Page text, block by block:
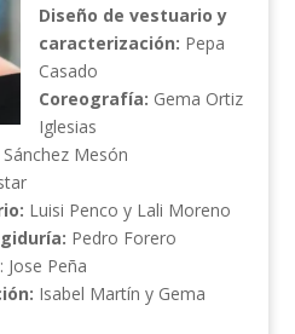
Diseño de vestuario y
caracterización: Pepa
Casado
Coreografía: Gema Ortiz
Iglesias
Mesón
Luisi Penco y Lali Moreno
Pedro Forero
: Jose Peña
Isabel Martín y Gema